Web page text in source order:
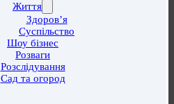
Життя
Здоров’я
Суспільство
Шоу бізнес
Розваги
Розслідування
Сад та огород